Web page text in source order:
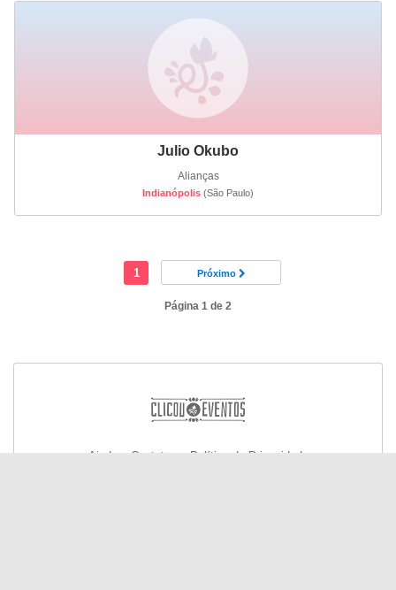
Julio Okubo
Alianças
Indianópolis (São Paulo)
1 Próximo
Página 1 de 2
Ajuda e Contato Política de Privacidade